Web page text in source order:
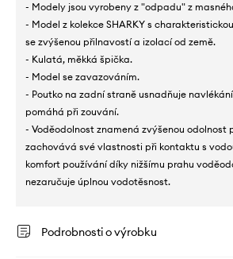
- Modely jsou vyrobeny z "odpadu" z
- Model z kolekce SHARKY s
se zvýšenou přilnavostí a izolací od země.
- Kulatá, měkká špička.
- Model se zavazováním.
- Poutko na zadní straně usnadňuje
pomáhá při zouvání.
- Voděodolnost znamená zvýšenou odolnost
zachovává své vlastnosti při kontaktu s
komfort používání díky nižšímu prahu
nezaručuje úplnou vodotěsnost.
Podrobnosti o výrobku